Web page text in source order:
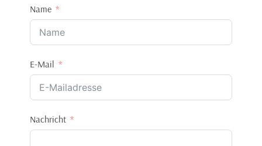
Name
E-Mail
Nachricht